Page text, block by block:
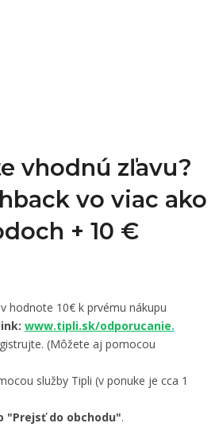
vhodnú zľavu?
vo viac ako
+ 10 €
hodnote 10€ k prvému nákupu
www.tipli.sk/odporucanie.
(Môžete aj pomocou
služby Tipli (v ponuke je cca 1
"Prejsť do obchodu".